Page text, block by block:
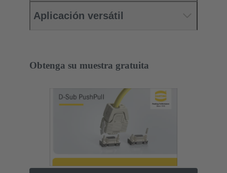
Aplicación versátil
Obtenga su muestra gratuita